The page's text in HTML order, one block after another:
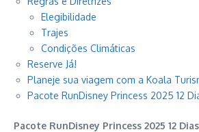
Elegibilidade
Trajes
Condições Climáticas
Reserve Já!
Planeje sua viagem com a Koala
Pacote RunDisney Princess 2025 12
Pacote RunDisney Princess 2025 12